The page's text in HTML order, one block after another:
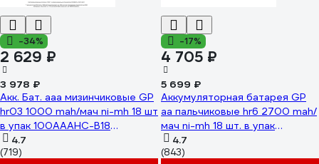
-34%
2 629 ₽
3 978 ₽
Акк. Бат. ааа мизинчиковые GP
hr03 1000 mah/мач ni-mh 18 шт
в упак 100AAAHC-B18
100AAAHC-B18 23948523
4.7
(719)
-17%
4 705 ₽
5 699 ₽
Аккумуляторная батарея GP
аа пальчиковые hr6 2700 mah/
мач ni-mh 18 шт. в упак
270AAHCRGY-B18 23948517
4.7
(843)